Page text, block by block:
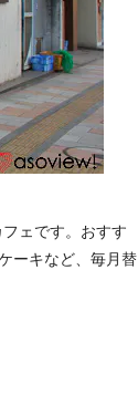
ェです。おすす
ーキなど、毎月替